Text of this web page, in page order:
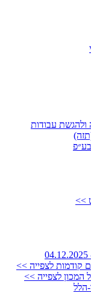
ולהגשת עבודות
>>
קודמות לצפייה >>
המכון לצפייה >>
הלל